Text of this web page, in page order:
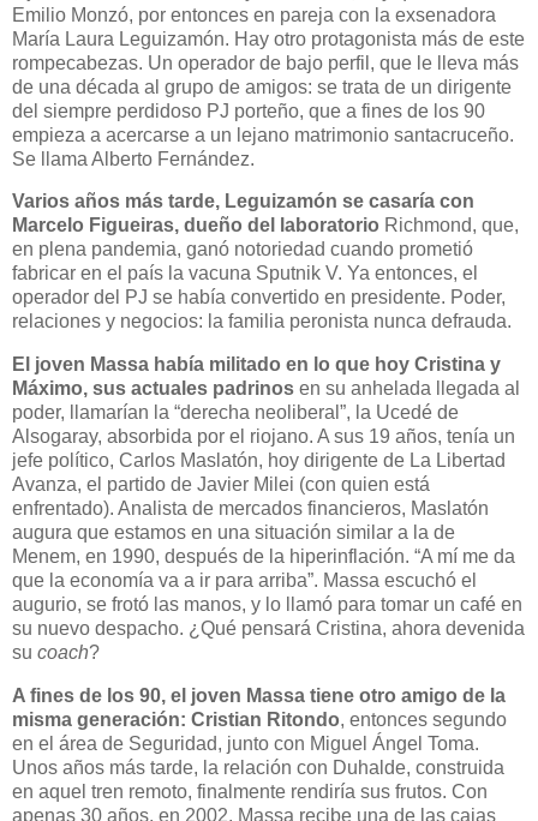
Emilio Monzó, por entonces en pareja con la exsenadora
María Laura Leguizamón. Hay otro protagonista más de este
rompecabezas. Un operador de bajo perfil, que le lleva más
de una década al grupo de amigos: se trata de un dirigente
del siempre perdidoso PJ porteño, que a fines de los 90
empieza a acercarse a un lejano matrimonio santacruceño.
Se llama Alberto Fernández.
Varios años más tarde, Leguizamón se casaría con
Marcelo Figueiras, dueño del laboratorio Richmond, que,
en plena pandemia, ganó notoriedad cuando prometió
fabricar en el país la vacuna Sputnik V. Ya entonces, el
operador del PJ se había convertido en presidente. Poder,
relaciones y negocios: la familia peronista nunca defrauda.
El joven Massa había militado en lo que hoy Cristina y
Máximo, sus actuales padrinos en su anhelada llegada al
poder, llamarían la “derecha neoliberal”, la Ucedé de
Alsogaray, absorbida por el riojano. A sus 19 años, tenía un
jefe político, Carlos Maslatón, hoy dirigente de La Libertad
Avanza, el partido de Javier Milei (con quien está
enfrentado). Analista de mercados financieros, Maslatón
augura que estamos en una situación similar a la de
Menem, en 1990, después de la hiperinflación. “A mí me da
que la economía va a ir para arriba”. Massa escuchó el
augurio, se frotó las manos, y lo llamó para tomar un café en
su nuevo despacho. ¿Qué pensará Cristina, ahora devenida
su coach?
A fines de los 90, el joven Massa tiene otro amigo de la
misma generación: Cristian Ritondo, entonces segundo
en el área de Seguridad, junto con Miguel Ángel Toma.
Unos años más tarde, la relación con Duhalde, construida
en aquel tren remoto, finalmente rendiría sus frutos. Con
apenas 30 años, en 2002, Massa recibe una de las cajas